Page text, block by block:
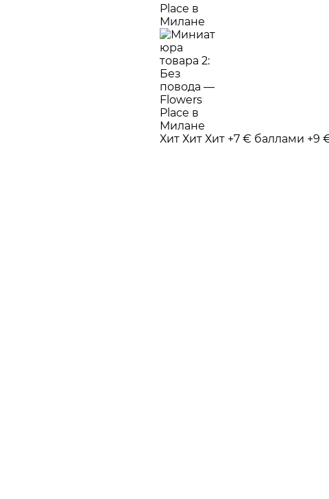
Хит Хит Хит +7 € баллами +9